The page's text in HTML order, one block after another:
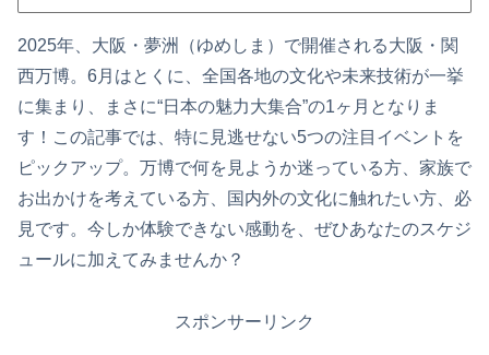
2025年、大阪・夢洲（ゆめしま）で開催される大阪・関
西万博。6月はとくに、全国各地の文化や未来技術が一挙
に集まり、まさに“日本の魅力大集合”の1ヶ月となりま
す！この記事では、特に見逃せない5つの注目イベントを
ピックアップ。万博で何を見ようか迷っている方、家族で
お出かけを考えている方、国内外の文化に触れたい方、必
見です。今しか体験できない感動を、ぜひあなたのスケジ
ュールに加えてみませんか？
スポンサーリンク